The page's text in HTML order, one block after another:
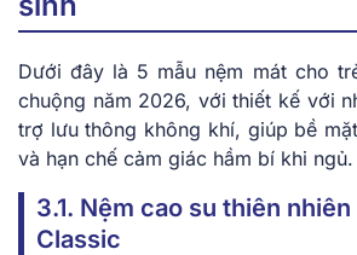
Dưới đây là 5 mẫu nệm mát cho
chuộng năm 2026, với thiết kế với
trợ lưu thông không khí, giúp bề
và hạn chế cảm giác hầm bí khi ngủ.
3.1. Nệm cao su thiên nhiên
Classic